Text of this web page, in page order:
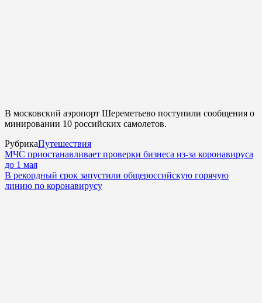
В московский аэропорт Шереметьево поступили сообщения о
минировании 10 российских самолетов.
РубрикаПутешествия
МЧС приостанавливает проверки бизнеса из-за коронавируса
до 1 мая
В рекордный срок запустили общероссийскую горячую
линию по коронавирусу